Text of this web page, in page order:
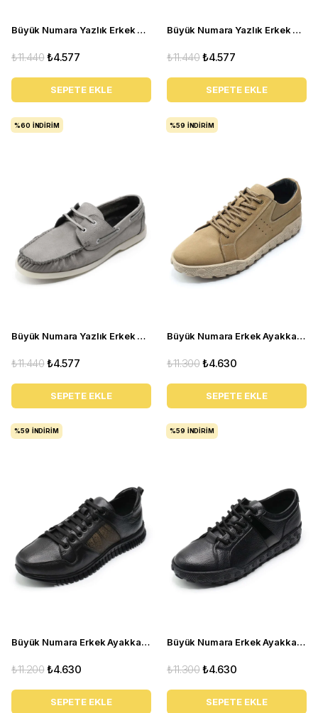
Büyük Numara Yazlık Erkek Ayakkabısı Utkan001 Vizon
₺4.577
₺11.440
SEPETE EKLE
Büyük Numara Yazlık Erkek Ayakkabı - Utkan001 Siyah Deri
₺4.577
₺11.440
SEPETE EKLE
Büyük Numara Yazlık Erkek Ayakkabısı Utkan001 gri
₺4.577
₺11.440
SEPETE EKLE
%60 İNDIRIM
Büyük Numara Erkek Ayakkabı GOM8013 Kum
₺4.630
₺11.300
SEPETE EKLE
%59 İNDIRIM
Büyük Numara Erkek Ayakkabı TR4113 Siyah
₺4.630
₺11.200
SEPETE EKLE
%59 İNDIRIM
Büyük Numara Erkek Ayakkabı GOM6166 Siyah
₺4.630
₺11.300
SEPETE EKLE
%59 İNDIRIM